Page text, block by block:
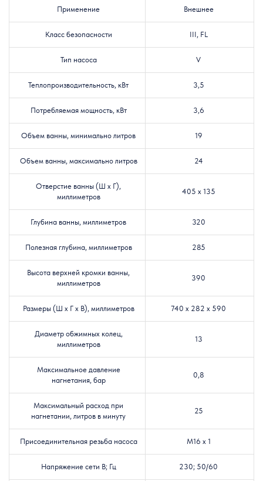
Применение Внешнее
Класс безопасности III, FL
Тип насоса V
Теплопроизводительность, кВт 3,5
Потребляемая мощность, кВт 3,6
Объем ванны, минимально литров 19
Объем ванны, максимально литров 24
Отверстие ванны (Ш x Г),
миллиметров
405 x 135
Глубина ванны, миллиметров 320
Полезная глубина, миллиметров 285
Высота верхней кромки ванны,
миллиметров
390
Размеры (Ш х Г х В), миллиметров 740 x 282 x 590
Диаметр обжимных колец,
миллиметров
13
Максимальное давление
нагнетания, бар
0,8
Максимальный расход при
нагнетании, литров в минуту
25
Присоединительная резьба насоса M16 x 1
Напряжение сети В; Гц 230; 50/60